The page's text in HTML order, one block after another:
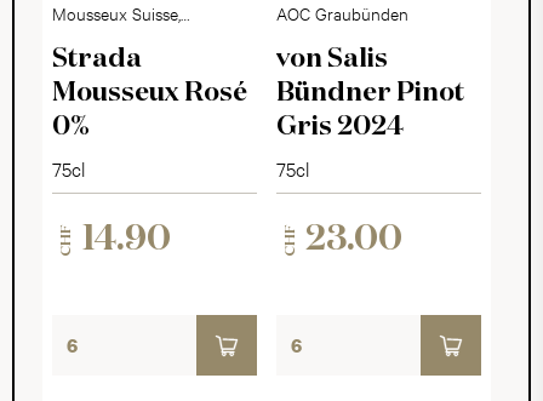
Mousseux Suisse,
alkoholfrei
Strada
Mousseux Rosé
0%
75cl
CHF 14.90
AOC Graubünden
von Salis
Bündner Pinot
Gris 2024
75cl
CHF 23.00